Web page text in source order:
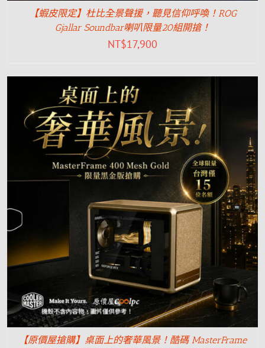
【蝦皮限定】杜比全景聲援，聽見信仰呼喚！ROG
Gjallar Soundbar喇叭限量20組開搶！
NT$17,900
【原價屋搶購】桌面上的奢華風景！酷碼 MasterFrame